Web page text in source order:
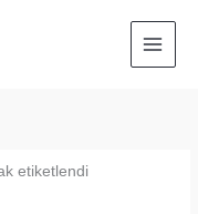
etiketlendi